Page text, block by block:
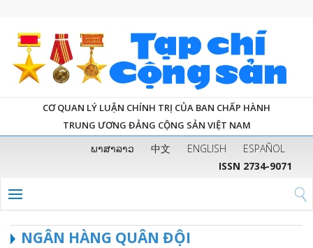
CƠ QUAN LÝ LUẬN CHÍNH TRỊ CỦA BAN CHẤP HÀNH
TRUNG ƯƠNG ĐẢNG CỘNG SẢN VIỆT NAM
ພາສາລາວ 中文 ENGLISH
ESPAÑOL
ISSN 2734-9071
NGÂN HÀNG QUÂN ĐỘI